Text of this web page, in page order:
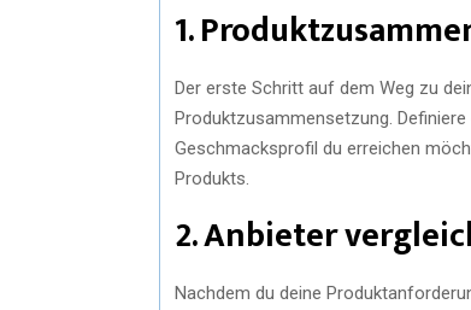
1.
Der erste Schritt auf dem Weg zu
Produktzusammensetzung.
Geschmacksprofil du erreichen
Produkts.
2. Anbieter
Nachdem du deine